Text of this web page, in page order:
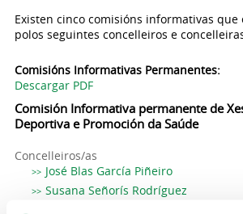
Existen cinco comisións informativas que
polos seguintes concelleiros e
Comisións Informativas Permanentes:
Descargar PDF
Comisión Informativa permanente de
Deportiva e Promoción da Saúde
Concelleiros/as
José Blas García Piñeiro
Susana Señorís Rodríguez